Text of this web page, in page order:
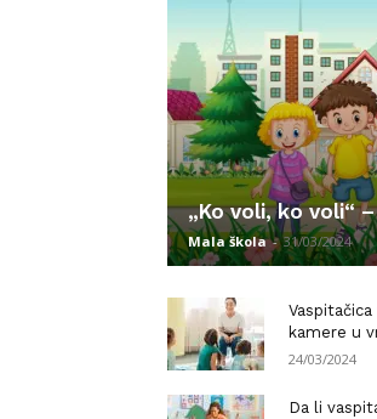
„Ko voli, ko voli“
Mala škola - 31/03/2024
kamere u
24/03/2024
Da li